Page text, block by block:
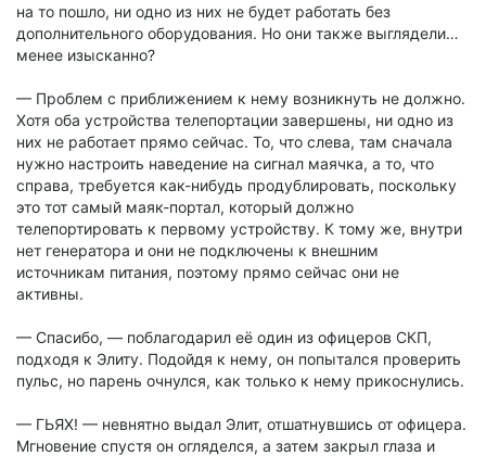
на то пошло, ни одно из них не будет работать без
дополнительного оборудования. Но они также выглядели…
менее изысканно?
— Проблем с приближением к нему возникнуть не должно.
Хотя оба устройства телепортации завершены, ни одно из
них не работает прямо сейчас. То, что слева, там сначала
нужно настроить наведение на сигнал маячка, а то, что
справа, требуется как-нибудь продублировать, поскольку
это тот самый маяк-портал, который должно
телепортировать к первому устройству. К тому же, внутри
нет генератора и они не подключены к внешним
источникам питания, поэтому прямо сейчас они не
активны.
— Спасибо, — поблагодарил её один из офицеров СКП,
подходя к Элиту. Подойдя к нему, он попытался проверить
пульс, но парень очнулся, как только к нему прикоснулись.
— ГЬЯХ! — невнятно выдал Элит, отшатнувшись от офицера.
Мгновение спустя он огляделся, а затем закрыл глаза и